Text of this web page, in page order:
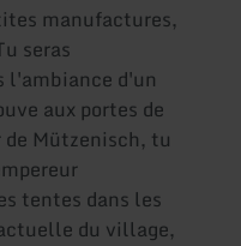
manufactures,
seras
l'ambiance d'un
aux portes de
Mützenisch, tu
tentes dans les
du village,